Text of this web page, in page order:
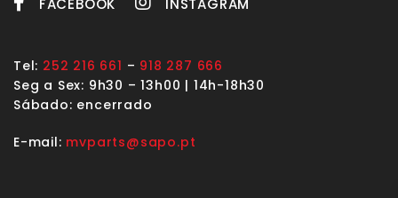
FACEBOOK INSTAGRAM
Tel: 252 216 661 – 918 287 666
Seg a Sex: 9h30 – 13h00 | 14h-18h30
Sábado: encerrado
E-mail: mvparts@sapo.pt